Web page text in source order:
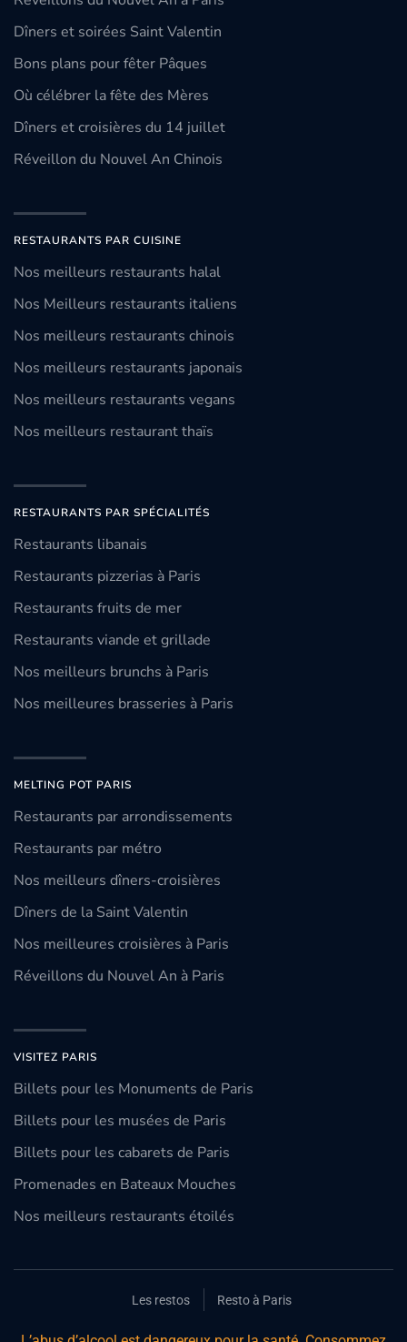
Dîners et soirées Saint Valentin
Bons plans pour fêter Pâques
Où célébrer la fête des Mères
Dîners et croisières du 14 juillet
Réveillon du Nouvel An Chinois
RESTAURANTS PAR CUISINE
Nos meilleurs restaurants halal
Nos Meilleurs restaurants italiens
Nos meilleurs restaurants chinois
Nos meilleurs restaurants japonais
Nos meilleurs restaurants vegans
Nos meilleurs restaurant thaïs
RESTAURANTS PAR SPÉCIALITÉS
Restaurants libanais
Restaurants pizzerias à Paris
Restaurants fruits de mer
Restaurants viande et grillade
Nos meilleurs brunchs à Paris
Nos meilleures brasseries à Paris
MELTING POT PARIS
Restaurants par arrondissements
Restaurants par métro
Nos meilleurs dîners-croisières
Dîners de la Saint Valentin
Nos meilleures croisières à Paris
Réveillons du Nouvel An à Paris
VISITEZ PARIS
Billets pour les Monuments de Paris
Billets pour les musées de Paris
Billets pour les cabarets de Paris
Promenades en Bateaux Mouches
Nos meilleurs restaurants étoilés
Les restos Resto à Paris